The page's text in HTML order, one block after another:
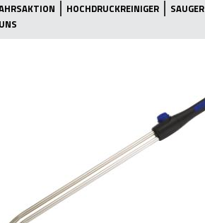
HOCHDRUCKREINIGER SAUGER